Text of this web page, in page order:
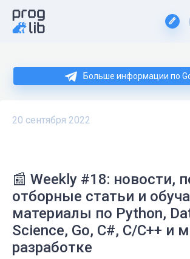
Больше информации по
20 сентября 2022
📰 Weekly #18: новости,
отборные статьи и
материалы по Python,
Science, Go, C#, C/C++ и
разработке